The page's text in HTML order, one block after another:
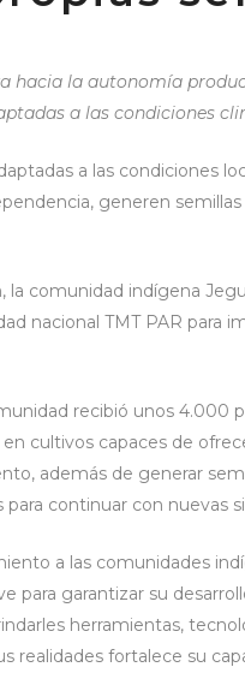
hacia la autonomía
a las condiciones
a las condiciones
generen
la comunidad indígena
nacional TMT PAR para
recibió unos 4.000
cultivos capaces de
además de generar
continuar con nuevas
a las comunidades
para garantizar su
herramientas,
realidades fortalece su